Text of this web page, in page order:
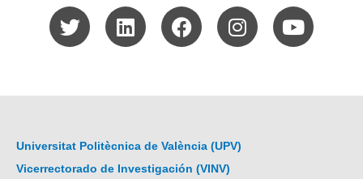
Universitat Politècnica de València (UPV)
Vicerrectorado de Investigación (VINV)